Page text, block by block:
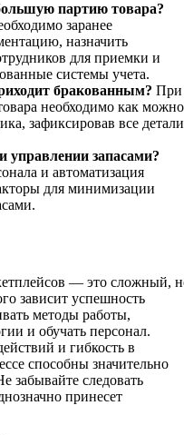
партию товара?
заранее
назначить
для приемки и
системы учета.
бракованным? При
необходимо как можно
зафиксировав все детали
управлении запасами?
и автоматизация
для минимизации
— это сложный,
зависит успешность
методы работы,
и обучать персонал.
и гибкость в
способны значительно
забывайте следовать
принесет